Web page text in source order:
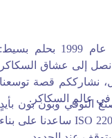
بدأت رحلة سويسرال في سوريا عام 1999 بحلم بسيط:
نصل إلى عشاق السكاكر
نشارككم قصة توسعنا
عالم السكاكر.
التوفي وبون بون بأيدٍ
ماهرة. التزامنا بالجودة ومعايير ISO 22000 ساعدنا على بناء